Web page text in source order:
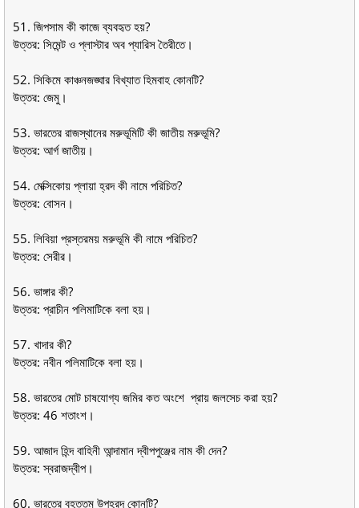
51. জিপসাম কী কাজে ব্যবহৃত হয়?
উত্তর: সিমেন্ট ও প্লাস্টার অব প্যারিস তৈরীতে।
52. সিকিমে কাঞ্চনজঙ্ঘার বিখ্যাত হিমবাহ কোনটি?
উত্তর: জেমু।
53. ভারতের রাজস্থানের মরুভূমিটি কী জাতীয় মরুভূমি?
উত্তর: আর্গ জাতীয়।
54. মেক্সিকোয় প্লায়া হ্রদ কী নামে পরিচিত?
উত্তর: বােসন।
55. লিবিয়া প্রস্তরময় মরুভূমি কী নামে পরিচিত?
উত্তর: সেরীর।
56. ভাঙ্গার কী?
উত্তর: প্রাচীন পলিমাটিকে বলা হয়।
57. খাদার কী?
উত্তর: নবীন পলিমাটিকে বলা হয়।
58. ভারতের মােট চাষযােগ্য জমির কত অংশে প্রায় জলসেচ করা হয়?
উত্তর: 46 শতাংশ।
59. আজাদ হিন্দ বাহিনী আন্দামান দ্বীপপুঞ্জের নাম কী দেন?
উত্তর: স্বরাজদ্বীপ।
60. ভারতের বৃহত্তম উপহ্রদ কোনটি?